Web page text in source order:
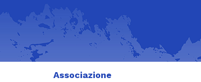
Associazione